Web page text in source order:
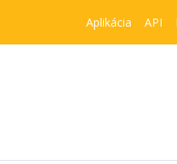
Aplikácia API